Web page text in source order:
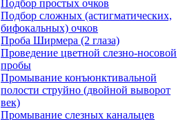
Подбор простых очков
Подбор сложных (астигматических,
бифокальных) очков
Проба Ширмера (2 глаза)
Проведение цветной слезно-носовой
пробы
Промывание конъюнктивальной
полости струйно (двойной выворот
век)
Промывание слезных канальцев